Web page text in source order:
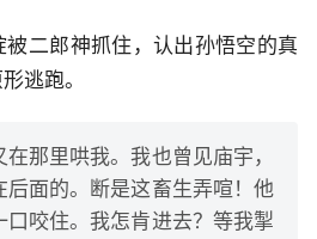
二郎神抓住，认出孙悟空的真
逃跑。
那里哄我。我也曾见庙宇，
后面的。断是这畜生弄喧！他
咬住。我怎肯进去？等我掣